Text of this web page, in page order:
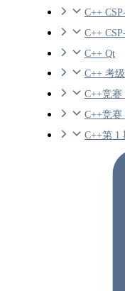
C++
C++
C++ Qt
C++ 考级
C++竞赛
C++竞赛
C++第 1